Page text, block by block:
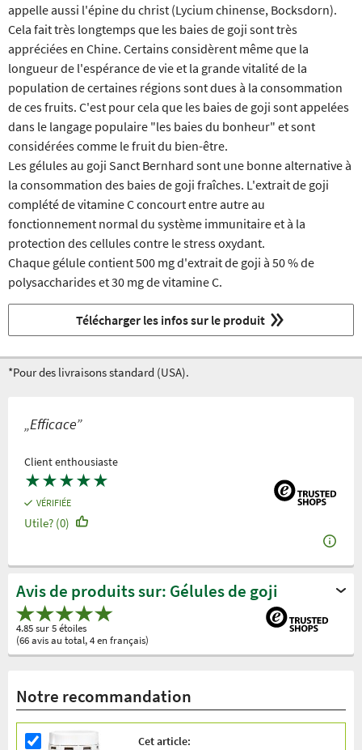
appelle aussi l'épine du christ (Lycium chinense, Bocksdorn).
Cela fait très longtemps que les baies de goji sont très
appréciées en Chine. Certains considèrent même que la
longueur de l'espérance de vie et la grande vitalité de la
population de certaines régions sont dues à la consommation
de ces fruits. C'est pour cela que les baies de goji sont appelées
dans le langage populaire "les baies du bonheur" et sont
considérées comme le fruit du bien-être.
Les gélules au goji Sanct Bernhard sont une bonne alternative à
la consommation des baies de goji fraîches. L'extrait de goji
complété de vitamine C concourt entre autre au
fonctionnement normal du système immunitaire et à la
protection des cellules contre le stress oxydant.
Chaque gélule contient 500 mg d'extrait de goji à 50 % de
polysaccharides et 30 mg de vitamine C.
Télécharger les infos sur le produit
*Pour des livraisons standard (USA).
„Efficace”
Client enthousiaste
★★★★★
VÉRIFIÉE
Utile? (0)
Avis de produits sur: Gélules de goji
4.85 sur 5 étoiles
(66 avis au total, 4 en français)
Notre recommandation
Cet article: